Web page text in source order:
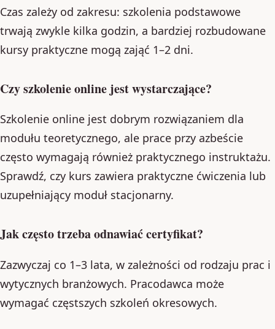
Czas zależy od zakresu: szkolenia podstawowe
trwają zwykle kilka godzin, a bardziej rozbudowane
kursy praktyczne mogą zająć 1–2 dni.
Czy szkolenie online jest wystarczające?
Szkolenie online jest dobrym rozwiązaniem dla
modułu teoretycznego, ale prace przy azbeście
często wymagają również praktycznego instruktażu.
Sprawdź, czy kurs zawiera praktyczne ćwiczenia lub
uzupełniający moduł stacjonarny.
Jak często trzeba odnawiać certyfikat?
Zazwyczaj co 1–3 lata, w zależności od rodzaju prac i
wytycznych branżowych. Pracodawca może
wymagać częstszych szkoleń okresowych.